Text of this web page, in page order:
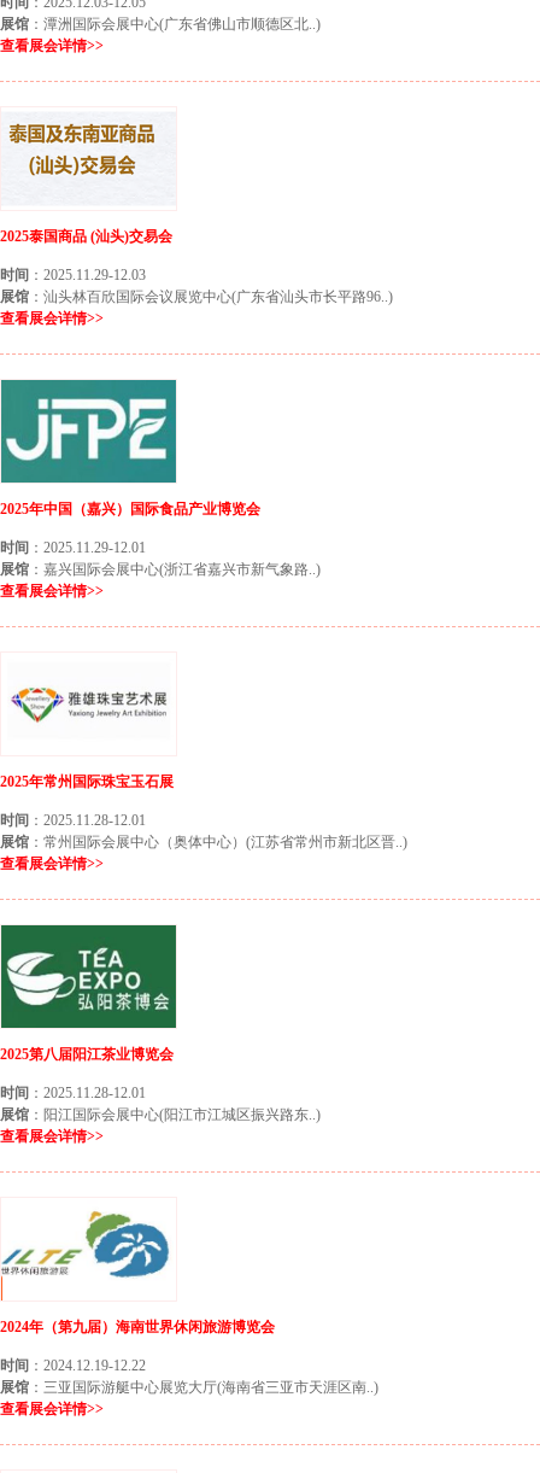
展馆 ：潭洲国际会展中心(广东省佛山市顺德区北..)
查看展会详情>>
2025泰国商品 (汕头)交易会
时间 ：2025.11.29-12.03
展馆 ：汕头林百欣国际会议展览中心(广东省汕头市长平路96..)
查看展会详情>>
2025年中国（嘉兴）国际食品产业博览会
时间 ：2025.11.29-12.01
展馆 ：嘉兴国际会展中心(浙江省嘉兴市新气象路..)
查看展会详情>>
2025年常州国际珠宝玉石展
时间 ：2025.11.28-12.01
展馆 ：常州国际会展中心（奥体中心）(江苏省常州市新北区晋..)
查看展会详情>>
2025第八届阳江茶业博览会
时间 ：2025.11.28-12.01
展馆 ：阳江国际会展中心(阳江市江城区振兴路东..)
查看展会详情>>
2024年（第九届）海南世界休闲旅游博览会
时间 ：2024.12.19-12.22
展馆 ：三亚国际游艇中心展览大厅(海南省三亚市天涯区南..)
查看展会详情>>